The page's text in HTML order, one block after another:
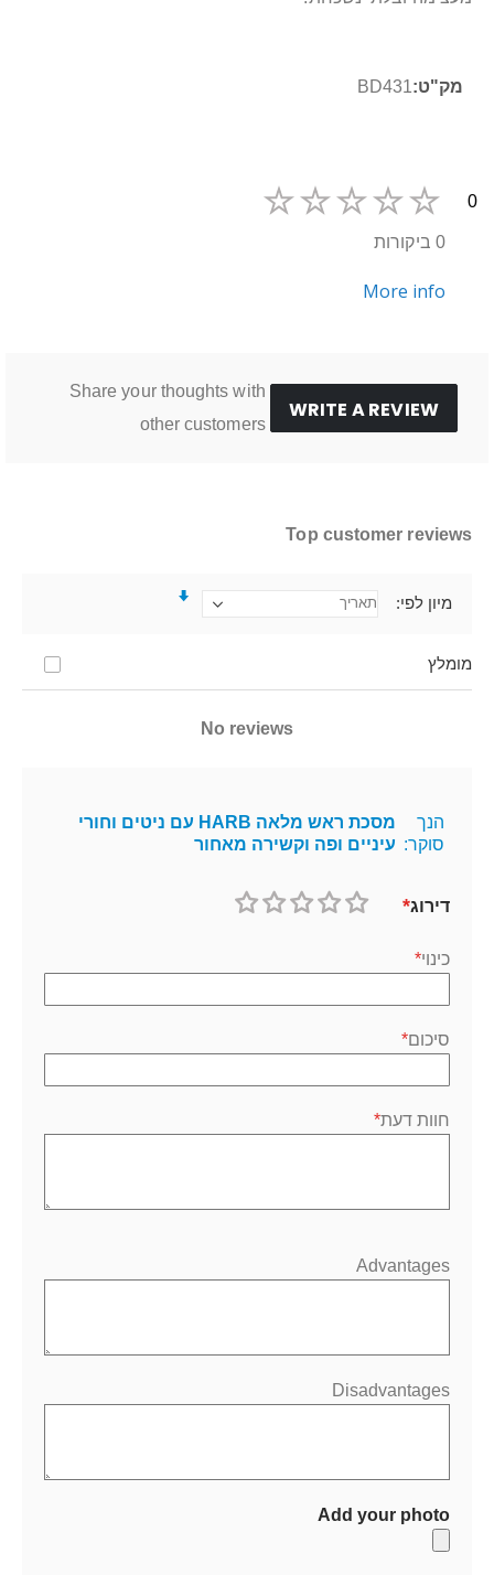
מידע
BD431
0
0 ביקורות
More info
WRITE A REVIEW
Share your thoughts with
other customers
Top customer reviews
מומלץ
מיון לפי
No reviews
הנך
סוקר:
מסכת ראש מלאה HARB עם ניטים וחורי
עיניים ופה וקשירה מאחור
דירוג
כינוי
סיכום
חוות דעת
Advantages
Disadvantages
Add your photo